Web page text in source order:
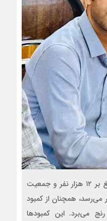
بخش بردخون با جمعیتی بالغ بر ۱۲ هزار نفر و جمعیت
۳۰ هزار نفر می‌رسد، همچنان از کمبود
می‌برد. این کمبودها